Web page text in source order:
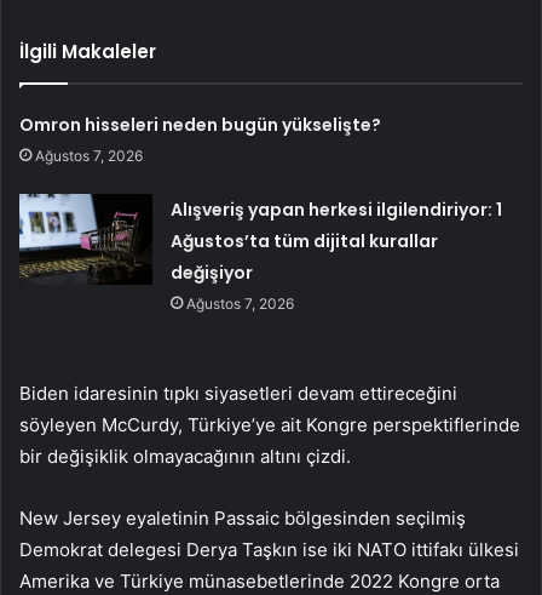
İlgili Makaleler
Omron hisseleri neden bugün yükselişte?
Ağustos 7, 2026
Alışveriş yapan herkesi ilgilendiriyor: 1
Ağustos’ta tüm dijital kurallar
değişiyor
Ağustos 7, 2026
Biden idaresinin tıpkı siyasetleri devam ettireceğini
söyleyen McCurdy, Türkiye’ye ait Kongre perspektiflerinde
bir değişiklik olmayacağının altını çizdi.
New Jersey eyaletinin Passaic bölgesinden seçilmiş
Demokrat delegesi Derya Taşkın ise iki NATO ittifakı ülkesi
Amerika ve Türkiye münasebetlerinde 2022 Kongre orta